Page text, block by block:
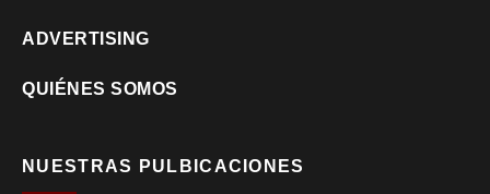
ADVERTISING
QUIÉNES SOMOS
NUESTRAS PULBICACIONES